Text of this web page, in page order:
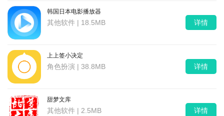
韩国日本电影播放器
其他软件 | 18.5MB 详情
上上签小决定
角色扮演 | 38.8MB 详情
甜梦文库
其他软件 | 2.5MB 详情